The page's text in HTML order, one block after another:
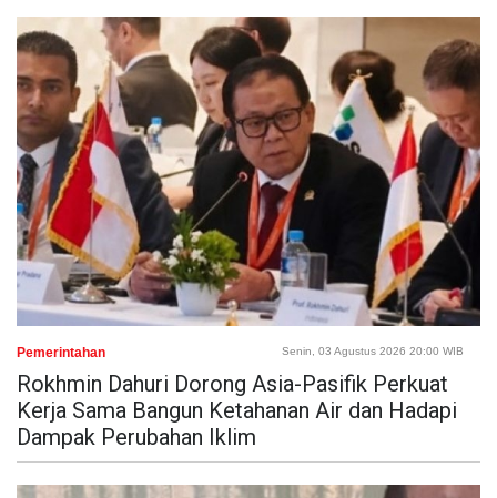
Pemerintahan Senin, 03 Agustus 2026 20:00 WIB
Rokhmin Dahuri Dorong Asia-Pasifik Perkuat
Kerja Sama Bangun Ketahanan Air dan Hadapi
Dampak Perubahan Iklim